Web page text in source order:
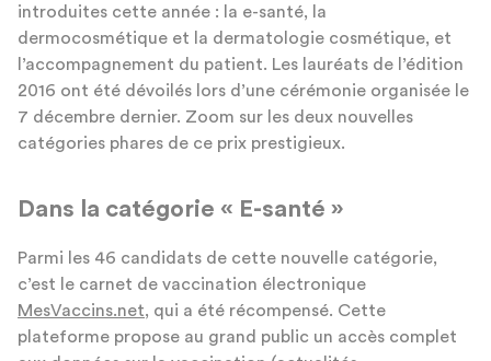
introduites cette année : la e-santé, la
dermocosmétique et la dermatologie cosmétique, et
l’accompagnement du patient. Les lauréats de l’édition
2016 ont été dévoilés lors d’une cérémonie organisée le
7 décembre dernier. Zoom sur les deux nouvelles
catégories phares de ce prix prestigieux.
Dans la catégorie « E-santé »
Parmi les 46 candidats de cette nouvelle catégorie,
c’est le carnet de vaccination électronique
MesVaccins.net, qui a été récompensé. Cette
plateforme propose au grand public un accès complet